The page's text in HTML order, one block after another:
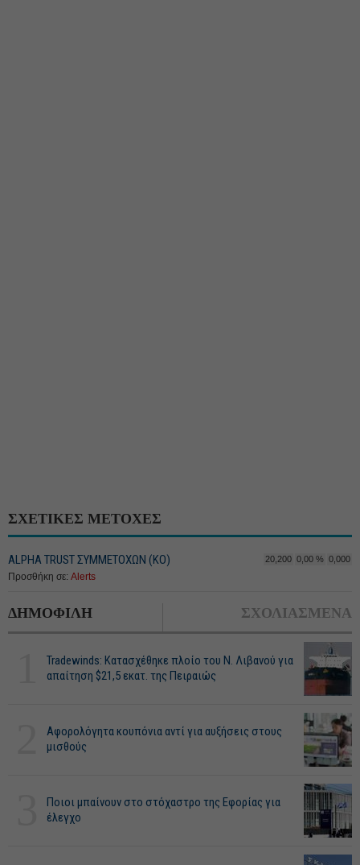
ΣΧΕΤΙΚΕΣ ΜΕΤΟΧΕΣ
ALPHA TRUST ΣΥΜΜΕΤΟΧΩΝ (ΚΟ) 20,200 0,00 % 0,000
Προσθήκη σε: Alerts
ΔΗΜΟΦΙΛΗ ΣΧΟΛΙΑΣΜΕΝΑ
Tradewinds: Κατασχέθηκε πλοίο του Ν. Λιβανού για
απαίτηση $21,5 εκατ. της Πειραιώς
Αφορολόγητα κουπόνια αντί για αυξήσεις στους
μισθούς
Ποιοι μπαίνουν στο στόχαστρο της Εφορίας για
έλεγχο